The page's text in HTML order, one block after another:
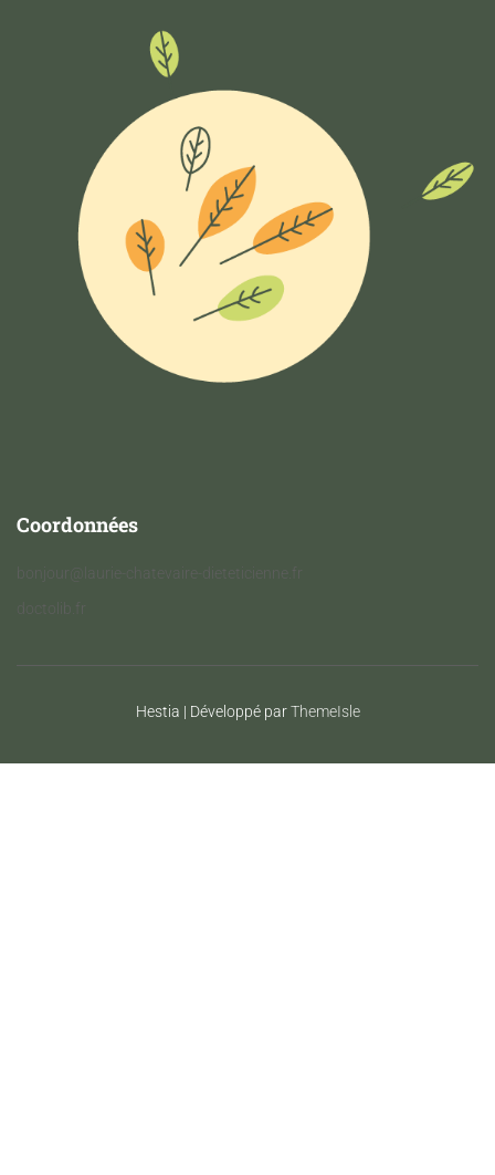
Coordonnées
bonjour@laurie-chatevaire-dieteticienne.fr
doctolib.fr
Hestia | Développé parThemeIsle